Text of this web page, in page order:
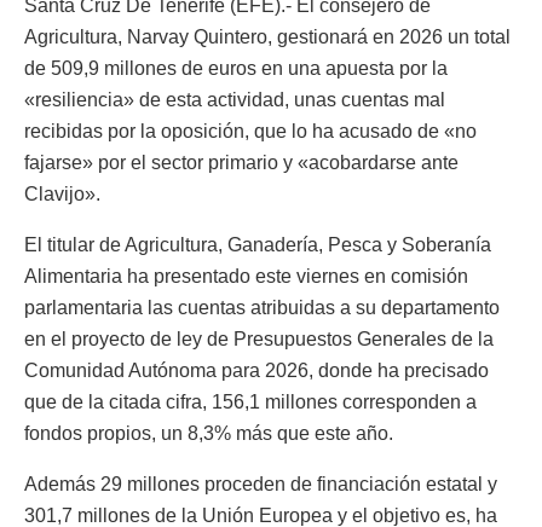
Santa Cruz De Tenerife (EFE).- El consejero de
Agricultura, Narvay Quintero, gestionará en 2026 un total
de 509,9 millones de euros en una apuesta por la
«resiliencia» de esta actividad, unas cuentas mal
recibidas por la oposición, que lo ha acusado de «no
fajarse» por el sector primario y «acobardarse ante
Clavijo».
El titular de Agricultura, Ganadería, Pesca y Soberanía
Alimentaria ha presentado este viernes en comisión
parlamentaria las cuentas atribuidas a su departamento
en el proyecto de ley de Presupuestos Generales de la
Comunidad Autónoma para 2026, donde ha precisado
que de la citada cifra, 156,1 millones corresponden a
fondos propios, un 8,3% más que este año.
Además 29 millones proceden de financiación estatal y
301,7 millones de la Unión Europea y el objetivo es, ha